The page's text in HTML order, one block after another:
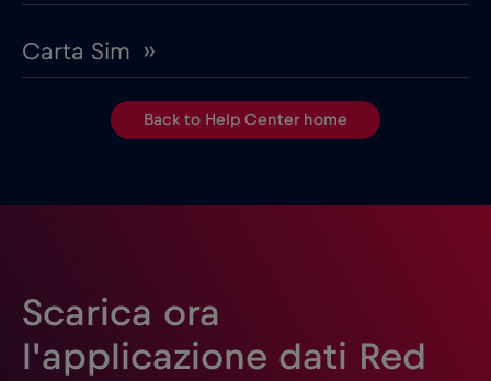
Carta Sim ››
Back to Help Center home
Scarica ora
l'applicazione dati Red